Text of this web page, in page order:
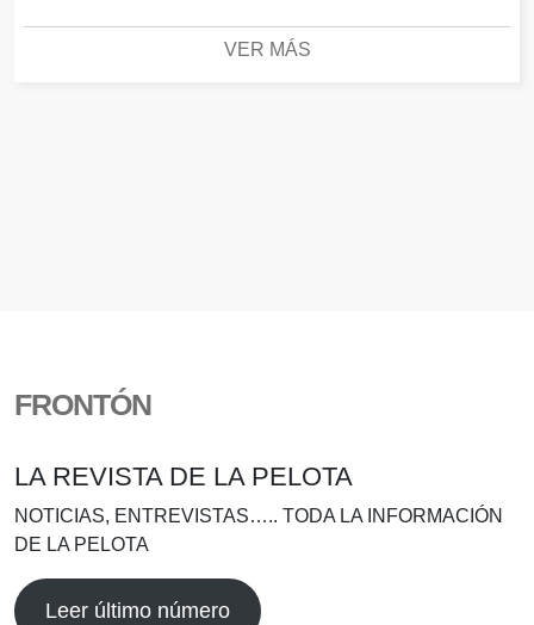
VER MÁS
FRONTÓN
LA REVISTA DE LA PELOTA
NOTICIAS, ENTREVISTAS….. TODA LA INFORMACIÓN
DE LA PELOTA
Leer último número